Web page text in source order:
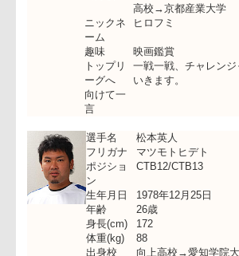
選手名
松尾博文
フリガナ
ポジショ
ン
SO/CTB12/CTB13
生年月日
1981年5月25日
年齢
体重(kg)
100
出身校
長与ヤングラガ
高校→京都産業大
ニックネ
ーム
趣味
映画鑑賞
トップリ
ーグへ
いきます。